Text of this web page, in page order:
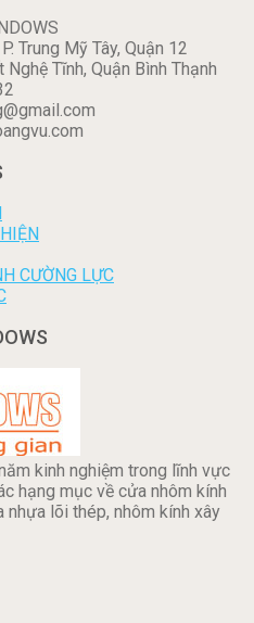
Trung Mỹ Tây, Quận 12
Tĩnh, Quận Bình Thạnh
CƯỜNG LỰC
kinh nghiệm trong lĩnh vực
hạng mục về cửa nhôm kính
lõi thép, nhôm kính xây